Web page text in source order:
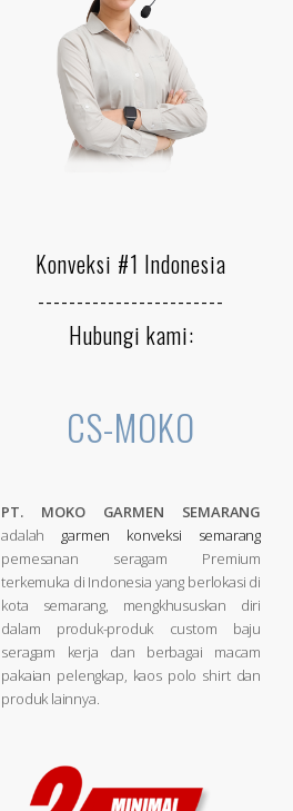
Konveksi #1 Indonesia
------------------------
Hubungi kami:
CS-MOKO
PT. MOKO GARMEN SEMARANG
adalah garmen konveksi semarang
pemesanan seragam Premium
terkemuka di Indonesia yang berlokasi di
kota semarang, mengkhususkan diri
dalam produk-produk custom baju
seragam kerja dan berbagai macam
pakaian pelengkap, kaos polo shirt dan
produk lainnya.